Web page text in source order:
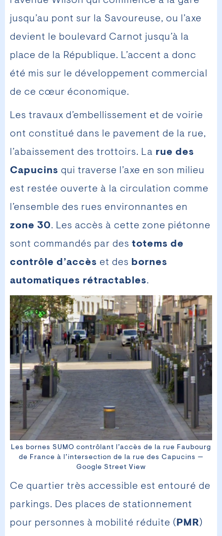
jusqu’au pont sur la Savoureuse, ou l’axe
devient le boulevard Carnot jusqu’à la
place de la République. L’accent a donc
été mis sur le développement commercial
de ce cœur économique.
Les travaux d’embellissement et de voirie
ont constitué dans le pavement de la rue,
l’abaissement des trottoirs. La rue des
Capucins qui traverse l’axe en son milieu
est restée ouverte à la circulation comme
l’ensemble des rues environnantes en
zone 30. Les accès à cette zone piétonne
sont commandés par des totems de
contrôle d’accès et des bornes
automatiques rétractables.
Les bornes SUMO contrôlant l’accès de la rue Faubourg
de France à l’intersection de la rue des Capucins —
Google Street View
Ce quartier très accessible est entouré de
parkings. Des places de stationnement
pour personnes à mobilité réduite (PMR)